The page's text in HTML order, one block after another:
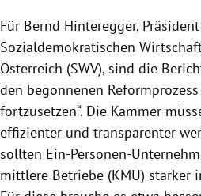
Für Bernd Hinteregger,
Sozialdemokratischen
Österreich (SWV), sind die
den begonnenen
fortzusetzen“. Die Kammer
effizienter und transparenter
sollten Ein-Personen-
mittlere Betriebe (KMU) stärker